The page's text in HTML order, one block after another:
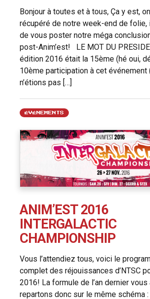
Bonjour à toutes et à tous, Ça y est,
récupéré de notre week-end de
de vous poster notre méga
post-Anim’est! LE MOT DU
édition 2016 était la 15ème (hé oui,
10ème participation à cet événement
n’étions pas […]
ÉVÉNEMENTS
ANIM’EST 2016
INTERGALACTIC
CHAMPIONSHIP
Vous l’attendiez tous, voici le
complet des réjouissances d’NTSC
2016! La formule de l’an dernier vous
repartons donc sur le même schéma